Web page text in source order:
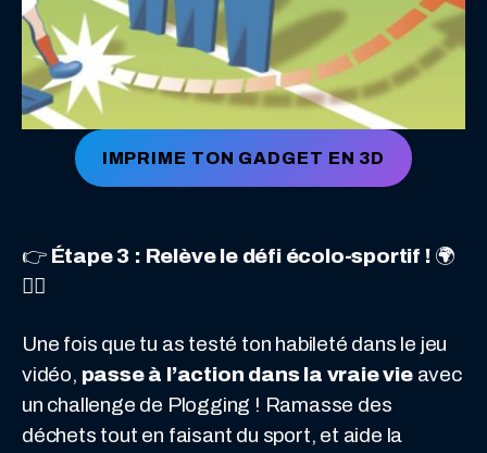
IMPRIME TON GADGET EN 3D
👉 Étape 3 : Relève le défi écolo-sportif ! 🌍
🏃‍♂️
Une fois que tu as testé ton habileté dans le jeu
vidéo, passe à l’action dans la vraie vieavec
un challenge de Plogging ! Ramasse des
déchets tout en faisant du sport, et aide la